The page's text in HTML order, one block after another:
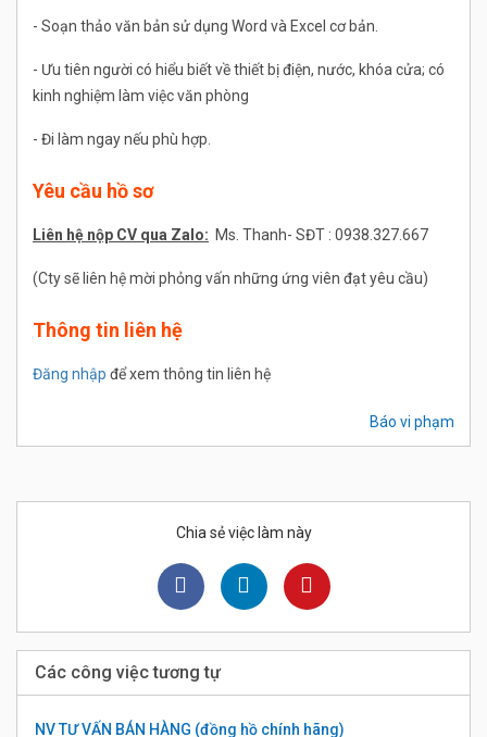
- Soạn thảo văn bản sử dụng Word và Excel cơ bản.
- Ưu tiên người có hiểu biết về thiết bị điện, nước, khóa cửa; có
kinh nghiệm làm việc văn phòng
- Đi làm ngay nếu phù hợp.
Yêu cầu hồ sơ
Liên hệ nộp CV qua Zalo: Ms. Thanh- SĐT : 0938.327.667
(Cty sẽ liên hệ mời phỏng vấn những ứng viên đạt yêu cầu)
Thông tin liên hệ
Đăng nhập để xem thông tin liên hệ
Báo vi phạm
Chia sẻ việc làm này
Các công việc tương tự
NV TƯ VẤN BÁN HÀNG (đồng hồ chính hãng)